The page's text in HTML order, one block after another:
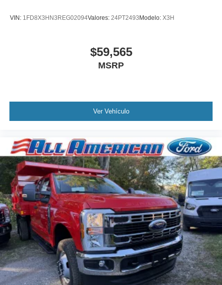
VIN: 1FD8X3HN3REG02094Valores: 24PT2493Modelo: X3H
$59,565
MSRP
Ver Vehículo